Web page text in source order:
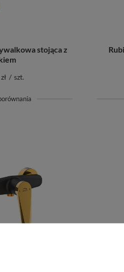
stojąca z
/ szt.